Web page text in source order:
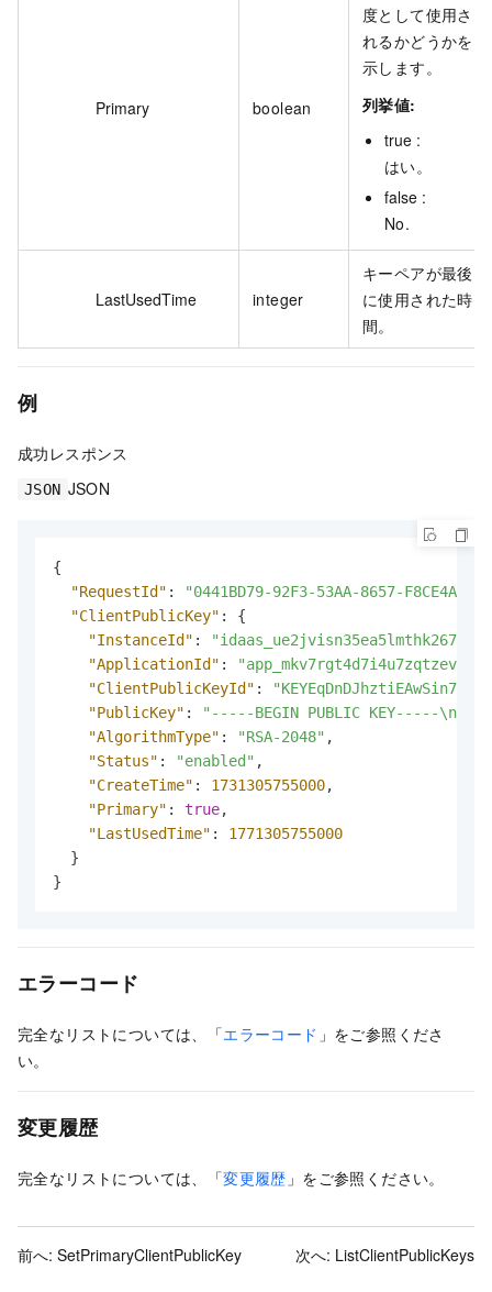
Primary boolean
度として使用さ
れるかどうかを
示します。
列挙値:
true :
はい。
false :
No.
LastUsedTime integer
キーペアが最後
に使用された時
間。
例
成功レスポンス
JSON JSON
{
"RequestId" :
"0441BD79-92F3-53AA-8657-
"ClientPublicKey" :
{
"InstanceId" :
"ApplicationId" :
"ClientPublicKeyId" :
"PublicKey" :
"-----BEGIN PUBLIC KEY-----
"AlgorithmType" : "RSA-2048" ,
"Status" : "enabled" ,
"CreateTime" : 1731305755000,
"Primary" : true,
"LastUsedTime" :
1771305755000
}
}
エラーコード
完全なリストについては、「エラーコード 」をご参照くださ
い。
変更履歴
完全なリストについては、「変更履歴 」をご参照ください。
前へ: SetPrimaryClientPublicKey 次へ: ListClientPublicKeys